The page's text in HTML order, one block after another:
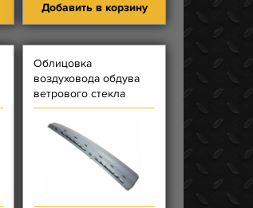
Добавить в корзину
Облицовка
воздуховода обдува
ветрового стекла
левая